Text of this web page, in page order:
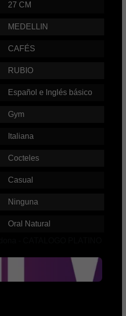
27 CM
MEDELLIN
CAFÉS
RUBIO
Español e Inglés básico
Gym
Italiana
Cocteles
Casual
Ninguna
Oral Natural